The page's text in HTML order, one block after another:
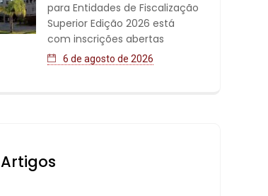
para Entidades de Fiscalização
Superior Edição 2026 está
com inscrições abertas
6 de agosto de 2026
Artigos